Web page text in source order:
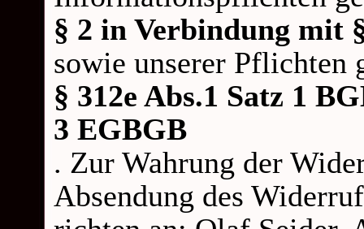
§ 2 in Verbindung mit
sowie unserer Pflichten
§ 312e Abs.1 Satz 1
3 EGBGB
. Zur Wahrung der
Absendung des